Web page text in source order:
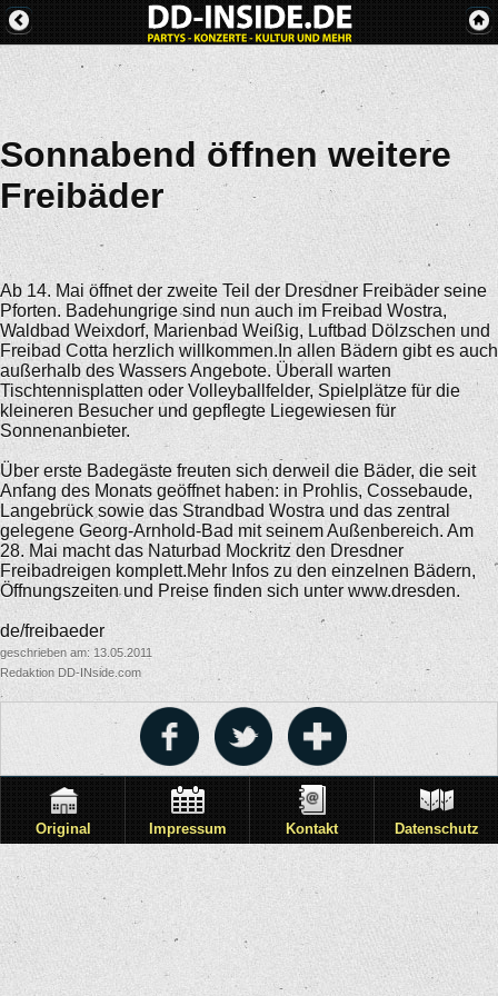
Sonnabend öffnen weitere
Freibäder
Ab 14. Mai öffnet der zweite Teil der Dresdner Freibäder seine
Pforten. Badehungrige sind nun auch im Freibad Wostra,
Waldbad Weixdorf, Marienbad Weißig, Luftbad Dölzschen und
Freibad Cotta herzlich willkommen.In allen Bädern gibt es auch
außerhalb des Wassers Angebote. Überall warten
Tischtennisplatten oder Volleyballfelder, Spielplätze für die
kleineren Besucher und gepflegte Liegewiesen für
Sonnenanbieter.
Über erste Badegäste freuten sich derweil die Bäder, die seit
Anfang des Monats geöffnet haben: in Prohlis, Cossebaude,
Langebrück sowie das Strandbad Wostra und das zentral
gelegene Georg-Arnhold-Bad mit seinem Außenbereich. Am
28. Mai macht das Naturbad Mockritz den Dresdner
Freibadreigen komplett.Mehr Infos zu den einzelnen Bädern,
Öffnungszeiten und Preise finden sich unter www.dresden.
de/freibaeder
geschrieben am: 13.05.2011
Redaktion DD-INside.com
Original Impressum Kontakt Datenschutz